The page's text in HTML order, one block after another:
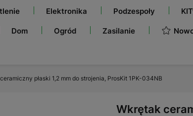
Elektronika Podzespoły
Dom Ogród Zasilanie
płaski 1,2 mm do strojenia, ProsKit 1PK-034NB
Wkrętak